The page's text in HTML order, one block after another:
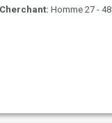
Cherchant: Homme 27 - 48